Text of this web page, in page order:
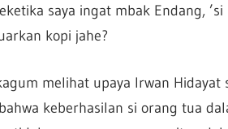
saya ingat mbak Endang,
kopi jahe?
melihat upaya Irwan Hidayat
keberhasilan si orang tua